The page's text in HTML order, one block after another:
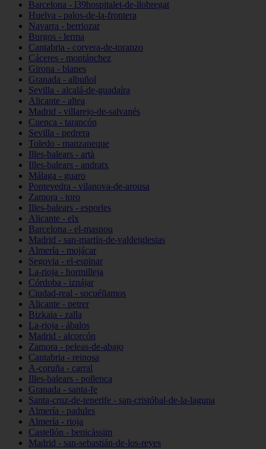
Barcelona - l39hospitalet-de-llobregat
Huelva - palos-de-la-frontera
Navarra - berriozar
Burgos - lerma
Cantabria - corvera-de-toranzo
Cáceres - montánchez
Girona - blanes
Granada - albuñol
Sevilla - alcalá-de-guadaíra
Alicante - altea
Madrid - villarejo-de-salvanés
Cuenca - tarancón
Sevilla - pedrera
Toledo - manzaneque
Illes-balears - artà
Illes-balears - andratx
Málaga - guaro
Pontevedra - vilanova-de-arousa
Zamora - toro
Illes-balears - esporles
Alicante - elx
Barcelona - el-masnou
Madrid - san-martín-de-valdeiglesias
Almería - mojácar
Segovia - el-espinar
La-rioja - hormilleja
Córdoba - iznájar
Ciudad-real - socuéllamos
Alicante - petrer
Bizkaia - zalla
La-rioja - ábalos
Madrid - alcorcón
Zamora - peleas-de-abajo
Cantabria - reinosa
A-coruña - carral
Illes-balears - pollença
Granada - santa-fe
Santa-cruz-de-tenerife - san-cristóbal-de-la-laguna
Almería - padules
Almería - rioja
Castellón - benicàssim
Madrid - san-sebastián-de-los-reyes